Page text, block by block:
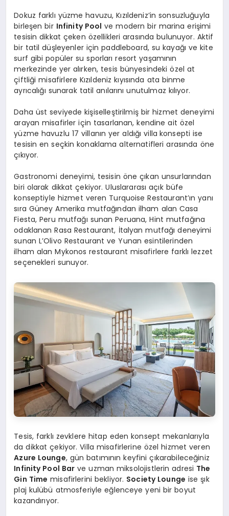
Dokuz farklı yüzme havuzu, Kızıldeniz’in sonsuzluğuyla
birleşen bir Infinity Pool ve modern bir marina erişimi
tesisin dikkat çeken özellikleri arasında bulunuyor. Aktif
bir tatil düşleyenler için paddleboard, su kayağı ve kite
surf gibi popüler su sporları resort yaşamının
merkezinde yer alırken, tesis bünyesindeki özel at
çiftliği misafirlere Kızıldeniz kıyısında ata binme
ayrıcalığı sunarak tatil anılarını unutulmaz kılıyor.
Daha üst seviyede kişiselleştirilmiş bir hizmet deneyimi
arayan misafirler için tasarlanan, kendine ait özel
yüzme havuzlu 17 villanın yer aldığı villa konsepti ise
tesisin en seçkin konaklama alternatifleri arasında öne
çıkıyor.
Gastronomi deneyimi, tesisin öne çıkan unsurlarından
biri olarak dikkat çekiyor. Uluslararası açık büfe
konseptiyle hizmet veren Turquoise Restaurant’ın yanı
sıra Güney Amerika mutfağından ilham alan Casa
Fiesta, Peru mutfağı sunan Peruana, Hint mutfağına
odaklanan Rasa Restaurant, İtalyan mutfağı deneyimi
sunan L’Olivo Restaurant ve Yunan esintilerinden
ilham alan Mykonos restaurant misafirlere farklı lezzet
seçenekleri sunuyor.
Tesis, farklı zevklere hitap eden konsept mekanlarıyla
da dikkat çekiyor. Villa misafirlerine özel hizmet veren
Azure Lounge, gün batımının keyfini çıkarabileceğiniz
Infinity Pool Bar ve uzman miksolojistlerin adresi The
Gin Time misafirlerini bekliyor. Society Lounge ise şık
plaj kulübü atmosferiyle eğlenceye yeni bir boyut
kazandırıyor.